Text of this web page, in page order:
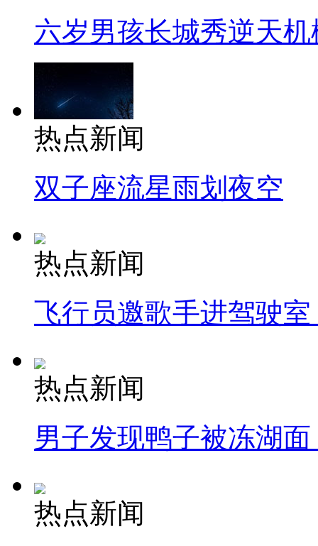
六岁男孩长城秀逆天机
热点新闻
双子座流星雨划夜空
热点新闻
飞行员邀歌手进驾驶
热点新闻
男子发现鸭子被冻湖
热点新闻